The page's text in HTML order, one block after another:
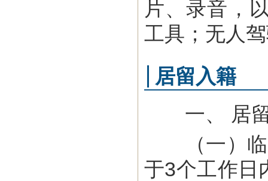
片、录音，
工具；无人
居留入籍
一、 居留
（一）临
于3个工作日